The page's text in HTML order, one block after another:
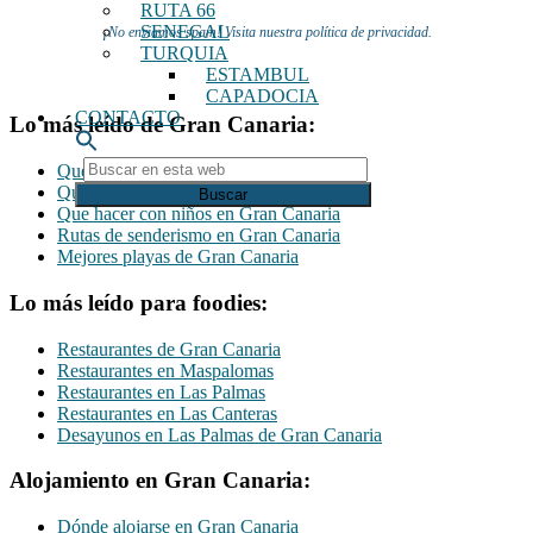
RUTA 66
SENEGAL
TURQUIA
ESTAMBUL
CAPADOCIA
CONTACTO
Buscar
en
esta
web
¡No enviamos spam! Visita nuestra política de privacidad.
Lo más leído de Gran Canaria:
Que hacer y que ver en Gran Canaria
Que ver en Las Palmas de Gran Canaria
Que hacer con niños en Gran Canaria
Rutas de senderismo en Gran Canaria
Mejores playas de Gran Canaria
Lo más leído para foodies:
Restaurantes de Gran Canaria
Restaurantes en Maspalomas
Restaurantes en Las Palmas
Restaurantes en Las Canteras
Desayunos en Las Palmas de Gran Canaria
Alojamiento en Gran Canaria:
Dónde alojarse en Gran Canaria